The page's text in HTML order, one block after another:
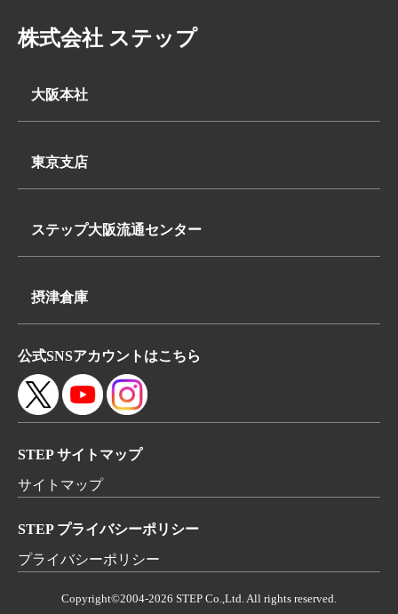
株式会社 ステップ
大阪本社
大阪府高槻市下田部町2丁目7-2
FAX:072-648-3312
東京支店
埼玉県八潮市浮塚624-1
FAX:048-950-8260
ステップ大阪流通センター
大阪府高槻市下田部町2丁目7-2
FAX:072-648-3312
摂津倉庫
大阪府摂津市鳥飼本町4丁目5-19
公式SNSアカウントはこちら
STEP サイトマップ
サイトマップ
STEP プライバシーポリシー
プライバシーポリシー
Copyright©2004-2026 STEP Co.,Ltd. All rights reserved.